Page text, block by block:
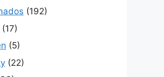
(192)
(17)
(5)
(22)